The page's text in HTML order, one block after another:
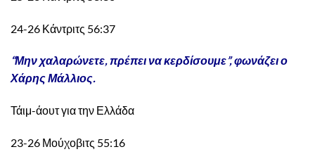
24-26 Κάντριτς 56:37
“Μην χαλαρώνετε, πρέπει να κερδίσουμε”, φωνάζει ο
Χάρης Μάλλιος.
Τάιμ-άουτ για την Ελλάδα
23-26 Μούχοβιτς 55:16